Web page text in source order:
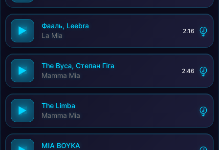
Фааль, Leebra
La Mia
2:16
The Вуса, Степан Гіга
Mamma Mia
2:46
The Limba
Mamma Mia
MIA BOYKA